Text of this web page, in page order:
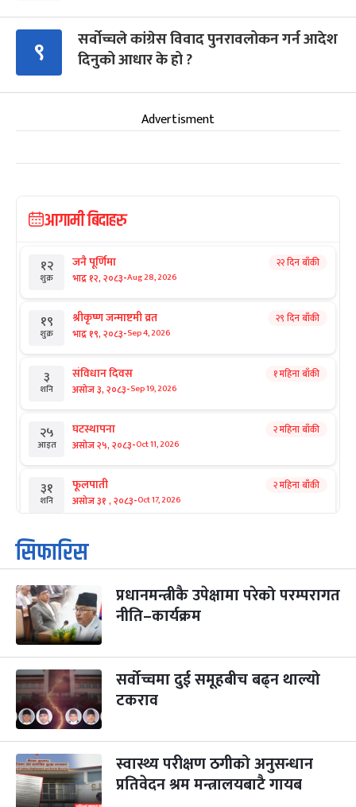
९
सर्वोच्चले कांग्रेस विवाद पुनरावलोकन गर्न आदेश
दिनुको आधार के हो ?
Advertisment
आगामी बिदाहरु
१२
शुक्र
जनै पूर्णिमा
भाद्र १२, २०८३-Aug 28, 2026
२२ दिन बाँकी
१९
शुक्र
श्रीकृष्ण जन्माष्टमी व्रत
भाद्र १९, २०८३-Sep 4, 2026
२९ दिन बाँकी
३
शनि
संविधान दिवस
असोज ३, २०८३-Sep 19, 2026
१ महिना बाँकी
२५
आइत
घटस्थापना
असोज २५, २०८३-Oct 11, 2026
२ महिना बाँकी
३१
शनि
फूलपाती
असोज ३१ , २०८३-Oct 17, 2026
२ महिना बाँकी
१
आइत
कार्तिक सङ्क्रान्ति
कार्तिक १, २०८३
३
मंगल
महानवमी
कार्तिक ३, २०८३-Oct 20, 2026
२ महिना बाँकी
४
बुध कार्तिक ४, २०८३ -Oct 21, 2026
५
बिहि
पापा‌ङ्कुशा एकादशी व्रत
कार्तिक ५, २०८३
२२
आइत
कुकुर तिहार
कार्तिक २२, २०८३-Nov 8, 2026
३ महिना बाँकी
सिफारिस
प्रधानमन्त्रीकै उपेक्षामा परेको परम्परागत
नीति–कार्यक्रम
सर्वोच्चमा दुई समूहबीच बढ्न थाल्यो
टकराव
स्वास्थ्य परीक्षण ठगीको अनुसन्धान
प्रतिवेदन श्रम मन्त्रालयबाटै गायब